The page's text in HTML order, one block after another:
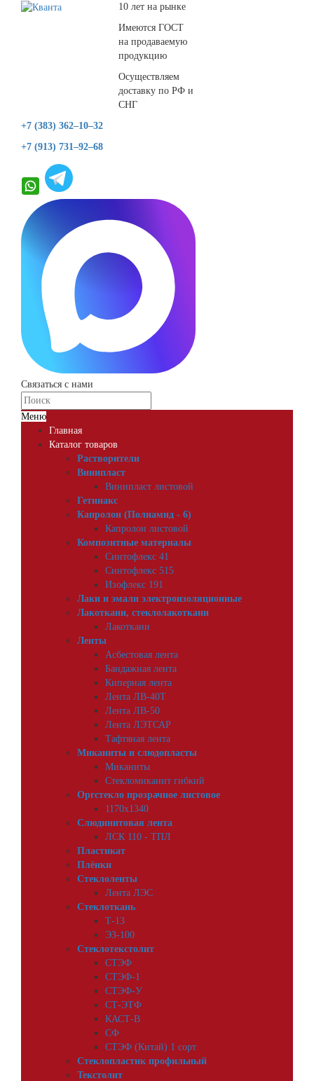
10 лет на рынке
Имеются ГОСТ
на продаваемую
продукцию
Осуществляем
доставку по РФ и
СНГ
+7 (383) 362–10–32
+7 (913) 731–92–68
Связаться с нами
Меню
Главная
Каталог товаров
Растворители
Винипласт
Винипласт листовой
Гетинакс
Капролон (Полиамид - 6)
Капролон листовой
Композитные материалы
Синтофлекс 41
Синтофлекс 515
Изофлекс 191
Лаки и эмали электроизоляционные
Лакоткани, стеклолакоткани
Лакоткани
Ленты
Асбестовая лента
Бандажная лента
Киперная лента
Лента ЛВ-40Т
Лента ЛВ-50
Лента ЛЭТСАР
Тафтяная лента
Миканиты и слюдопласты
Миканиты
Стекломиканит гибкий
Оргстекло прозрачное листовое
1170х1340
Слюдинитовая лента
ЛСК 110 - ТПЛ
Пластикат
Плёнки
Стеклоленты
Лента ЛЭС
Стеклоткань
Т-13
ЭЗ-100
Стеклотекстолит
СТЭФ
СТЭФ-1
СТЭФ-У
СТ-ЭТФ
КАСТ-В
СФ
СТЭФ (Китай) 1 сорт
Стеклопластик профильный
Текстолит